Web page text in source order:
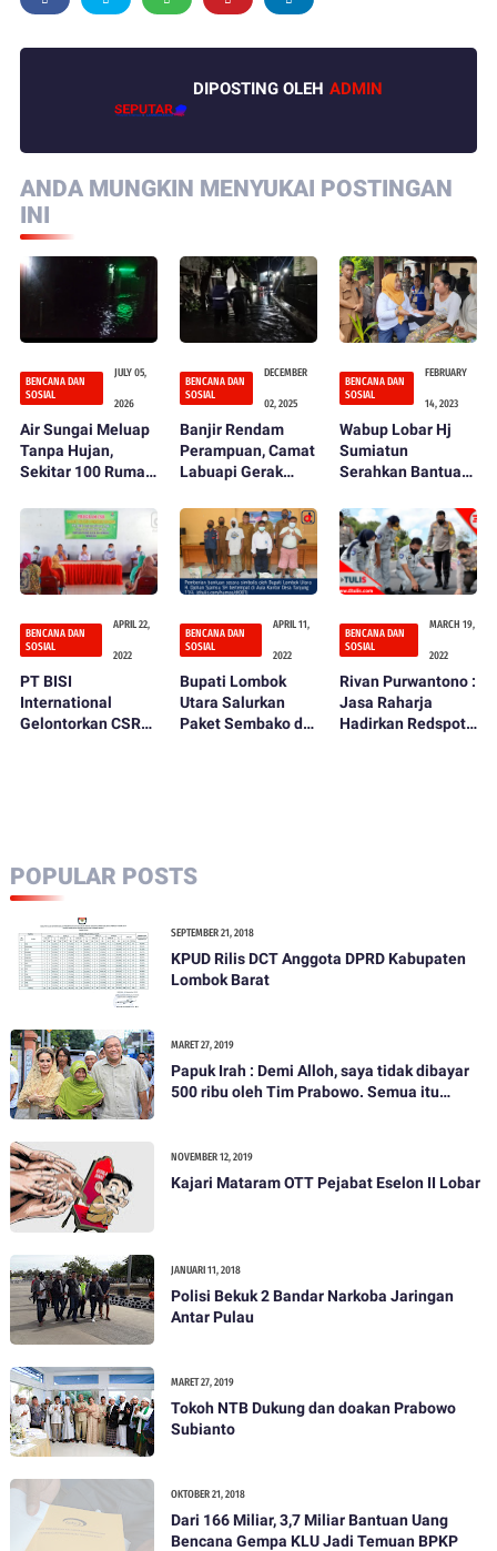
DIPOSTING OLEH ADMIN
ANDA MUNGKIN MENYUKAI POSTINGAN
INI
BENCANA DAN
SOSIAL
JULY 05,
2026
Air Sungai Meluap
Tanpa Hujan,
Sekitar 100 Rumah
Krangkeng
Banyumulek
Diterjang Banjir
BENCANA DAN
SOSIAL
DECEMBER
02, 2025
Banjir Rendam
Perampuan, Camat
Labuapi Gerak
Warga Terdampak
BENCANA DAN
SOSIAL
FEBRUARY
14, 2023
Wabup Lobar Hj
Sumiatun
Serahkan Bantuan
Terdampak Banjir
Bandang
BENCANA DAN
SOSIAL
APRIL 22,
2022
PT BISI
International
Gelontorkan CSR
BENCANA DAN
SOSIAL
APRIL 11,
2022
Bupati Lombok
Utara Salurkan
Paket Sembako di
BENCANA DAN
SOSIAL
MARCH 19,
2022
Rivan Purwantono :
Jasa Raharja
Hadirkan Redspot
POPULAR POSTS
SEPTEMBER 21, 2018
KPUD Rilis DCT Anggota DPRD Kabupaten
Lombok Barat
MARET 27, 2019
Papuk Irah : Demi Alloh, saya tidak dibayar
500 ribu oleh Tim Prabowo. Semua itu
NOVEMBER 12, 2019
Kajari Mataram OTT Pejabat Eselon II Lobar
JANUARI 11, 2018
Polisi Bekuk 2 Bandar Narkoba Jaringan
Antar Pulau
MARET 27, 2019
Tokoh NTB Dukung dan doakan Prabowo
Subianto
OKTOBER 21, 2018
Dari 166 Miliar, 3,7 Miliar Bantuan Uang
Bencana Gempa KLU Jadi Temuan BPKP